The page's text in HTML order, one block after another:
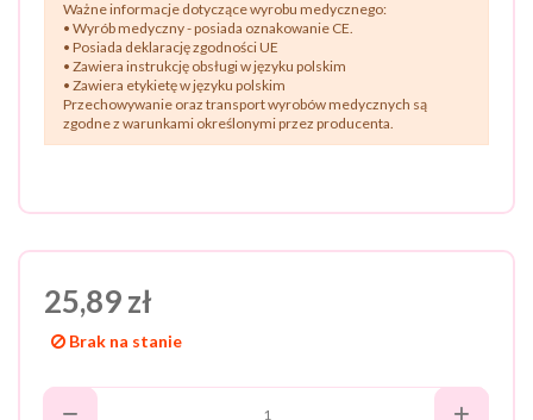
Ważne informacje dotyczące wyrobu medycznego:
• Wyrób medyczny - posiada oznakowanie CE.
• Posiada deklarację zgodności UE
• Zawiera instrukcję obsługi w języku polskim
• Zawiera etykietę w języku polskim
Przechowywanie oraz transport wyrobów medycznych są
zgodne z warunkami określonymi przez producenta.
25,89 zł
Brak na stanie